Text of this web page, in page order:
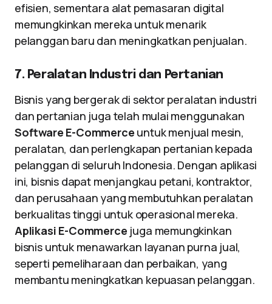
efisien, sementara alat pemasaran digital
memungkinkan mereka untuk menarik
pelanggan baru dan meningkatkan penjualan.
7. Peralatan Industri dan Pertanian
Bisnis yang bergerak di sektor peralatan industri
dan pertanian juga telah mulai menggunakan
Software E-Commerce untuk menjual mesin,
peralatan, dan perlengkapan pertanian kepada
pelanggan di seluruh Indonesia. Dengan aplikasi
ini, bisnis dapat menjangkau petani, kontraktor,
dan perusahaan yang membutuhkan peralatan
berkualitas tinggi untuk operasional mereka.
Aplikasi E-Commerce juga memungkinkan
bisnis untuk menawarkan layanan purna jual,
seperti pemeliharaan dan perbaikan, yang
membantu meningkatkan kepuasan pelanggan.